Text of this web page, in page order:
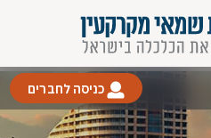
כניסה לחברים